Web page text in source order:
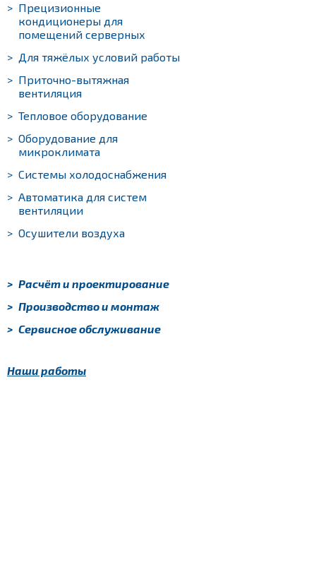
> Прецизионные
кондиционеры для
помещений серверных
> Для тяжёлых условий работы
> Приточно-вытяжная
вентиляция
> Тепловое оборудование
> Оборудование для
микроклимата
> Системы холодоснабжения
> Автоматика для систем
вентиляции
> Осушители воздуха
> Расчёт и проектирование
> Производство и монтаж
> Сервисное обслуживание
Наши работы